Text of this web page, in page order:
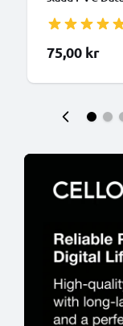
75,00 kr